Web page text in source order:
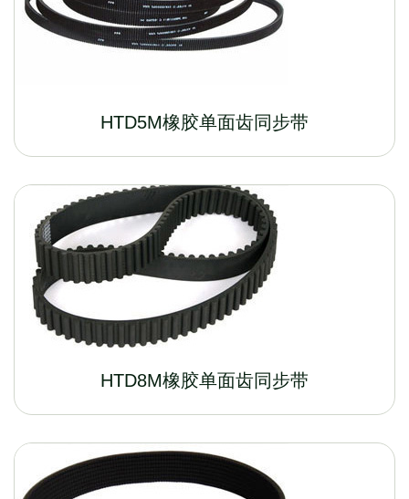
HTD5M橡胶单面齿同步带
HTD8M橡胶单面齿同步带